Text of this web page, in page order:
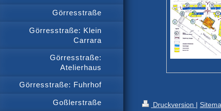
Görresstraße
Görresstraße: Klein
Carrara
Görresstraße:
Atelierhaus
Görresstraße: Fuhrhof
Goßlerstraße Druckversion |